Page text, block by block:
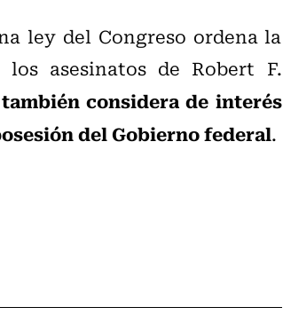
ley del Congreso ordena la
asesinatos de Robert F.
considera de interés
del Gobierno federal.